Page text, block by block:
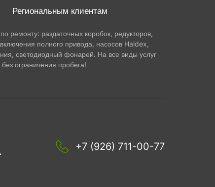
Региональным клиентам
ремонту: раздаточных коробок, редукторов,
полного привода, насосов Haldex,
светодиодный фонарей. На все виды услуг
ограничения пробега!
+7 (926) 711-00-77